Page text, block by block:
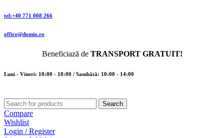
tel:+40 771 008 266
office@domio.ro
Beneficiază de TRANSPORT GRATUIT!
Luni - Vineri: 10:00 - 18:00 / Sambătă: 10:00 - 14:00
Search
Compare
Wishlist
Login / Register